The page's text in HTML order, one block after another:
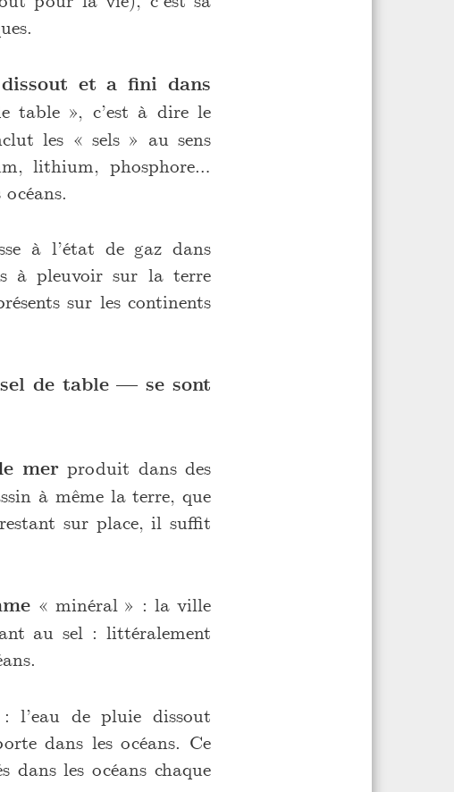
et a fini dans
table », c’est à dire le
les « sels » au sens
lithium, phosphore…
à l’état de gaz dans
à pleuvoir sur la terre
sur les continents
de table — se sont
mer produit dans des
à même la terre, que
sur place, il suffit
« minéral » : la ville
au sel : littéralement
l’eau de pluie dissout
dans les océans. Ce
les océans chaque